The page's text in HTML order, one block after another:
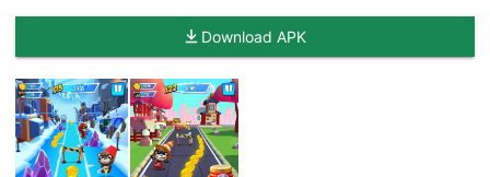
Download APK